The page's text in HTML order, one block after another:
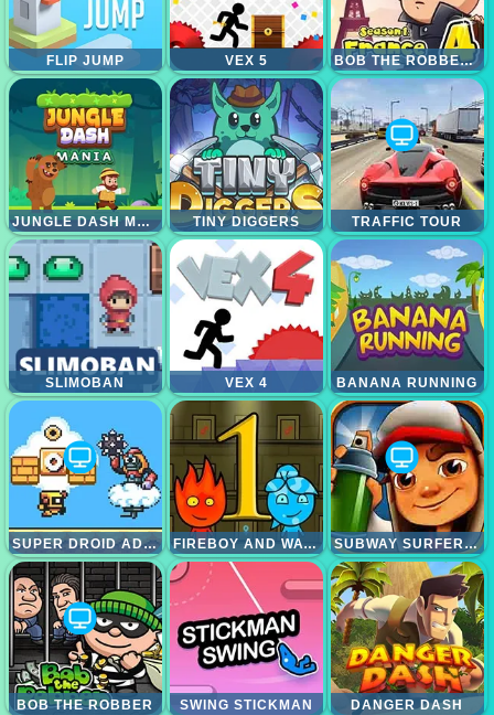
FLIP JUMP VEX 5 BOB THE ROBBER 4 PARIS
JUNGLE DASH MANIA TINY DIGGERS TRAFFIC TOUR
SLIMOBAN VEX 4 BANANA RUNNING
SUPER DROID ADVENTURE FIREBOY AND WATERGIRL 1 FOREST TEMPLE SUBWAY SURFER LONDON
BOB THE ROBBER SWING STICKMAN DANGER DASH